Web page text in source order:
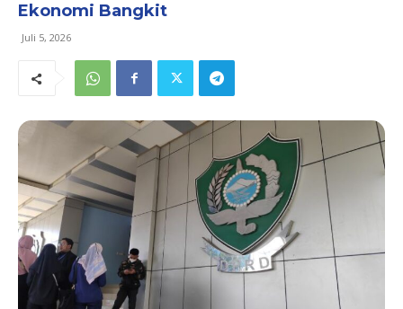
Ekonomi Bangkit
Juli 5, 2026